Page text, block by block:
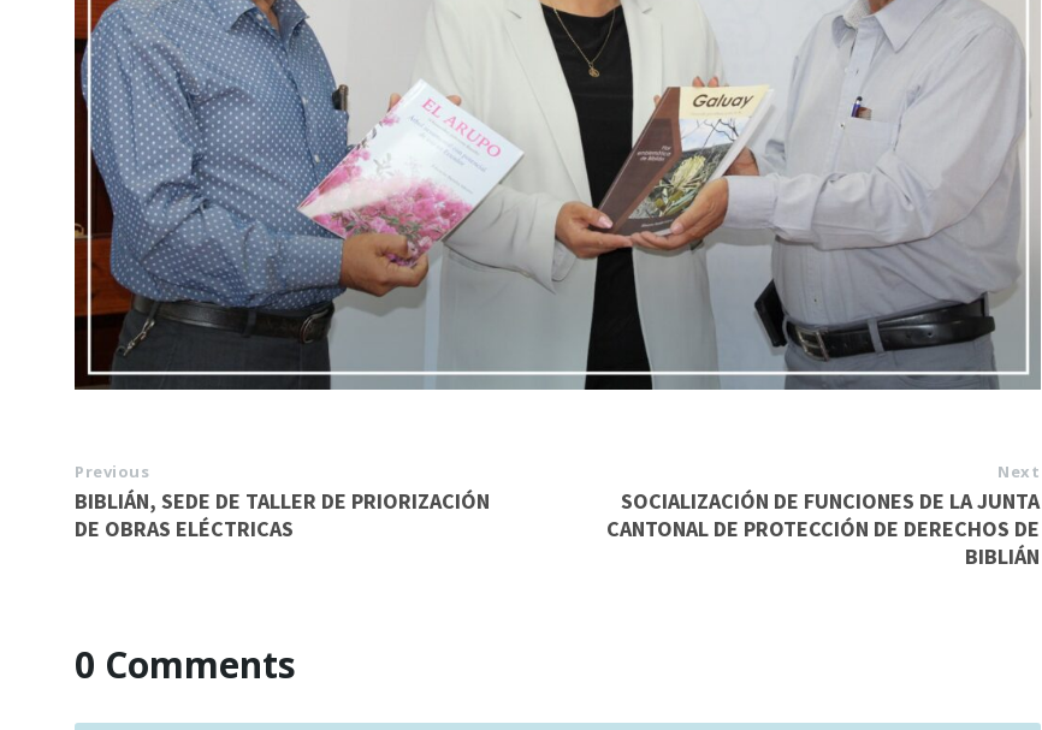
Previous
BIBLIÁN, SEDE DE TALLER DE PRIORIZACIÓN
DE OBRAS ELÉCTRICAS
Next
SOCIALIZACIÓN DE FUNCIONES DE LA JUNTA
CANTONAL DE PROTECCIÓN DE DERECHOS DE
BIBLIÁN
0 Comments